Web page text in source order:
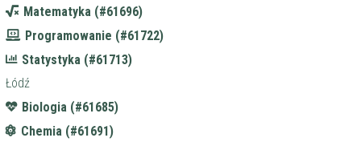
Matematyka (#61696)
Programowanie (#61722)
Statystyka (#61713)
Łódź
Biologia (#61685)
Chemia (#61691)